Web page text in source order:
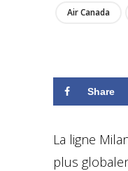
Air Canada
Share
La ligne
plus